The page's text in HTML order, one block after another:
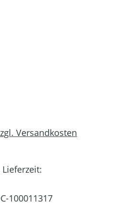
Versandkosten
100011317